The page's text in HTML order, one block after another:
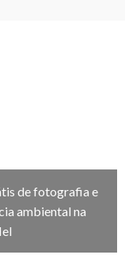
de fotografia e
ambiental na